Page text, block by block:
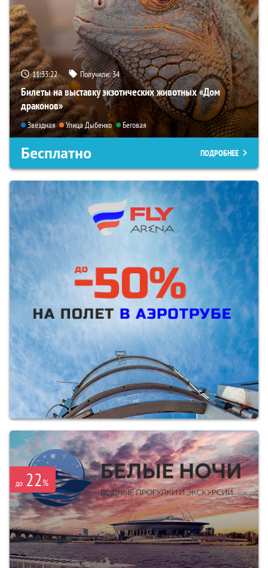
11:33:21 Получили:34
Билеты на выставку экзотических животных «Дом
драконов»
Звёздная Улица Дыбенко Беговая
Бесплатно ПОДРОБНЕЕ
до 22%